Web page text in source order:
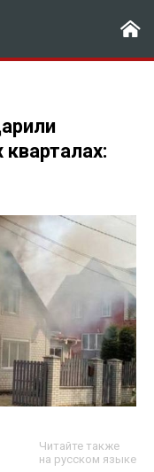
Читайте также
на русском языке